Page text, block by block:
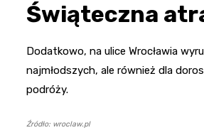
Świąteczna
Dodatkowo, na ulice Wrocławia
najmłodszych, ale również dla
podróży.
Źródło: wroclaw.pl